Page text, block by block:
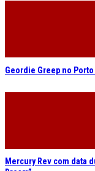
Geordie Greep no
Mercury Rev com data